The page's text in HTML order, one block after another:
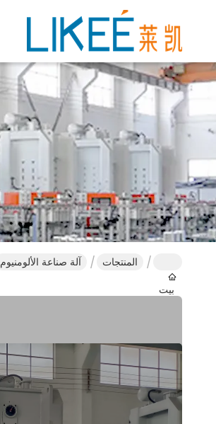
بيت
المنتجات آلة صناعة الألومنيوم